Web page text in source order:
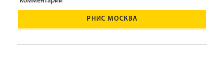
РНИС МОСКВА